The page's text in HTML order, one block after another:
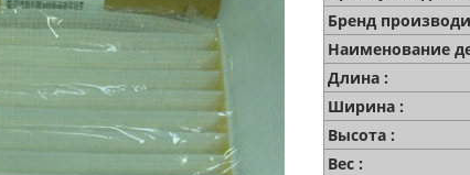
Бренд
Наименование
Длина :
Ширина :
Высота :
Вес :